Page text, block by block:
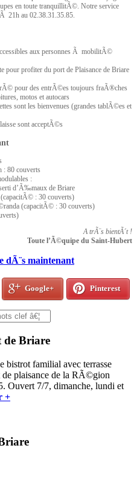
en toute tranquillitÃ©. Notre service
21h au 02.38.31.35.85.
aux personnes Ã mobilitÃ©
pour profiter du port de Plaisance de Briare
pour des entrÃ©es toujours fraÃ®ches
motos et autocars
sont les bienvenues (grandes tablÃ©es et
sont acceptÃ©s
: 80 couverts
:
d’Ã‰maux de Briare
: 30 couverts)
(capacitÃ© : 30 couverts)
A trÃ¨s bientÃ´t !
Toute l’Ã©quipe du Saint-Hubert
dÃ¨s maintenant
Google+ Pinterest
de Briare
bistrot familial avec terrasse
de plaisance de la RÃ©gion
Ouvert 7/7, dimanche, lundi et
+